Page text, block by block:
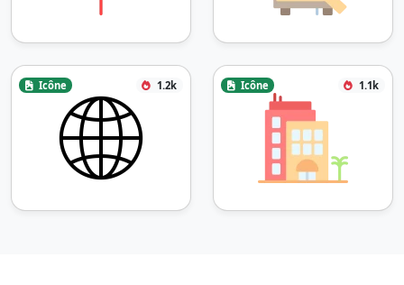
Icône 1.2k Icône 1.1k